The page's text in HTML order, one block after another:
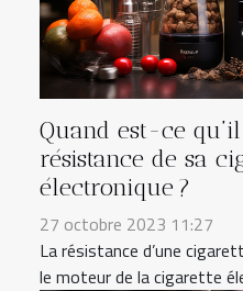
Quand est-ce
résistance de sa
électronique ?
27 octobre 2023 11:27
La résistance d’une
le moteur de la cigarette